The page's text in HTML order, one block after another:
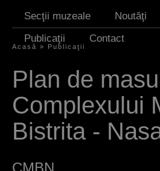
Secţii muzeale Noutăţi
Publicaţii
Contact
ş
t
i
a
i
Acasă » Publicaţii
Plan de
Complexului
Bistrita -
CMBN